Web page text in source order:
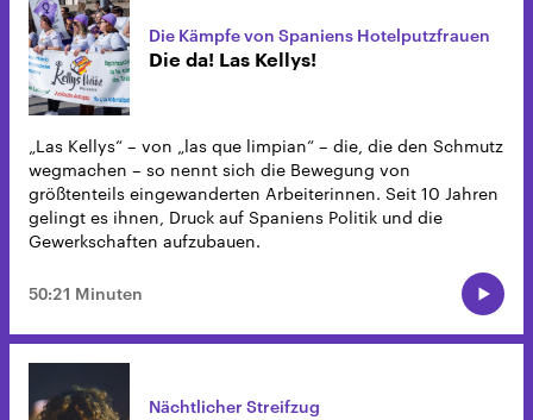
Die Kämpfe von Spaniens Hotelputzfrauen
Die da! Las Kellys!
„Las Kellys“ – von „las que limpian“ – die, die den Schmutz
wegmachen – so nennt sich die Bewegung von
größtenteils eingewanderten Arbeiterinnen. Seit 10 Jahren
gelingt es ihnen, Druck auf Spaniens Politik und die
Gewerkschaften aufzubauen.
50:21 Minuten
Nächtlicher Streifzug